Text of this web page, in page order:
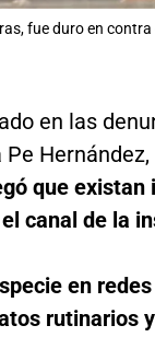
fue duro en
en las
que
canal de la
en
rutinarios